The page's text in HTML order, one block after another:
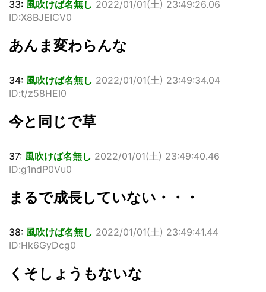
33: 風吹けば名無し 2022/01/01(土) 23:49:26.06
ID:X8BJEICV0
あんま変わらんな
34: 風吹けば名無し 2022/01/01(土) 23:49:34.04
ID:t/z58HEI0
今と同じで草
37: 風吹けば名無し 2022/01/01(土) 23:49:40.46
ID:g1ndP0Vu0
まるで成長していない・・・
38: 風吹けば名無し 2022/01/01(土) 23:49:41.44
ID:Hk6GyDcg0
くそしょうもないな